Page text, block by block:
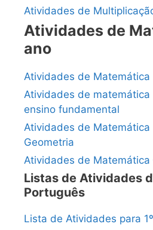
Atividades de
Atividades de
ano
Atividades de Matemática
Atividades de matemática
ensino fundamental
Atividades de Matemática
Geometria
Atividades de Matemática
Listas de Atividades
Português
Lista de Atividades para